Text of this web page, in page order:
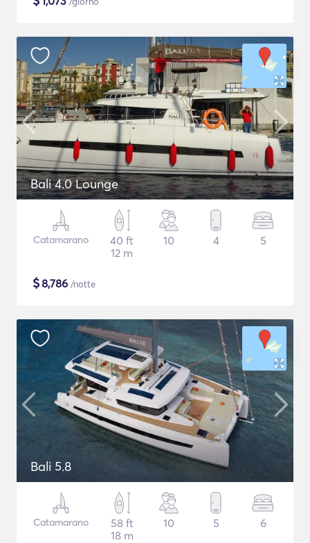
Bali 4.0 Lounge
Catamarano
40 ft
12 m
10 4 5
$8,786 /notte
Bali 5.8
Catamarano
58 ft
18 m
10 5 6